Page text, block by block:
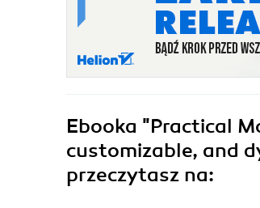
Ebooka "Practical
customizable, and
przeczytasz na: